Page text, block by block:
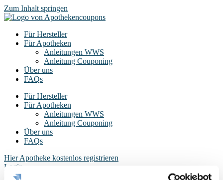
Zum Inhalt springen
Für Hersteller
Für Apotheken
Anleitungen WWS
Anleitung Couponing
Über uns
FAQs
Für Hersteller
Für Apotheken
Anleitungen WWS
Anleitung Couponing
Über uns
FAQs
Hier Apotheke kostenlos registrieren
Login